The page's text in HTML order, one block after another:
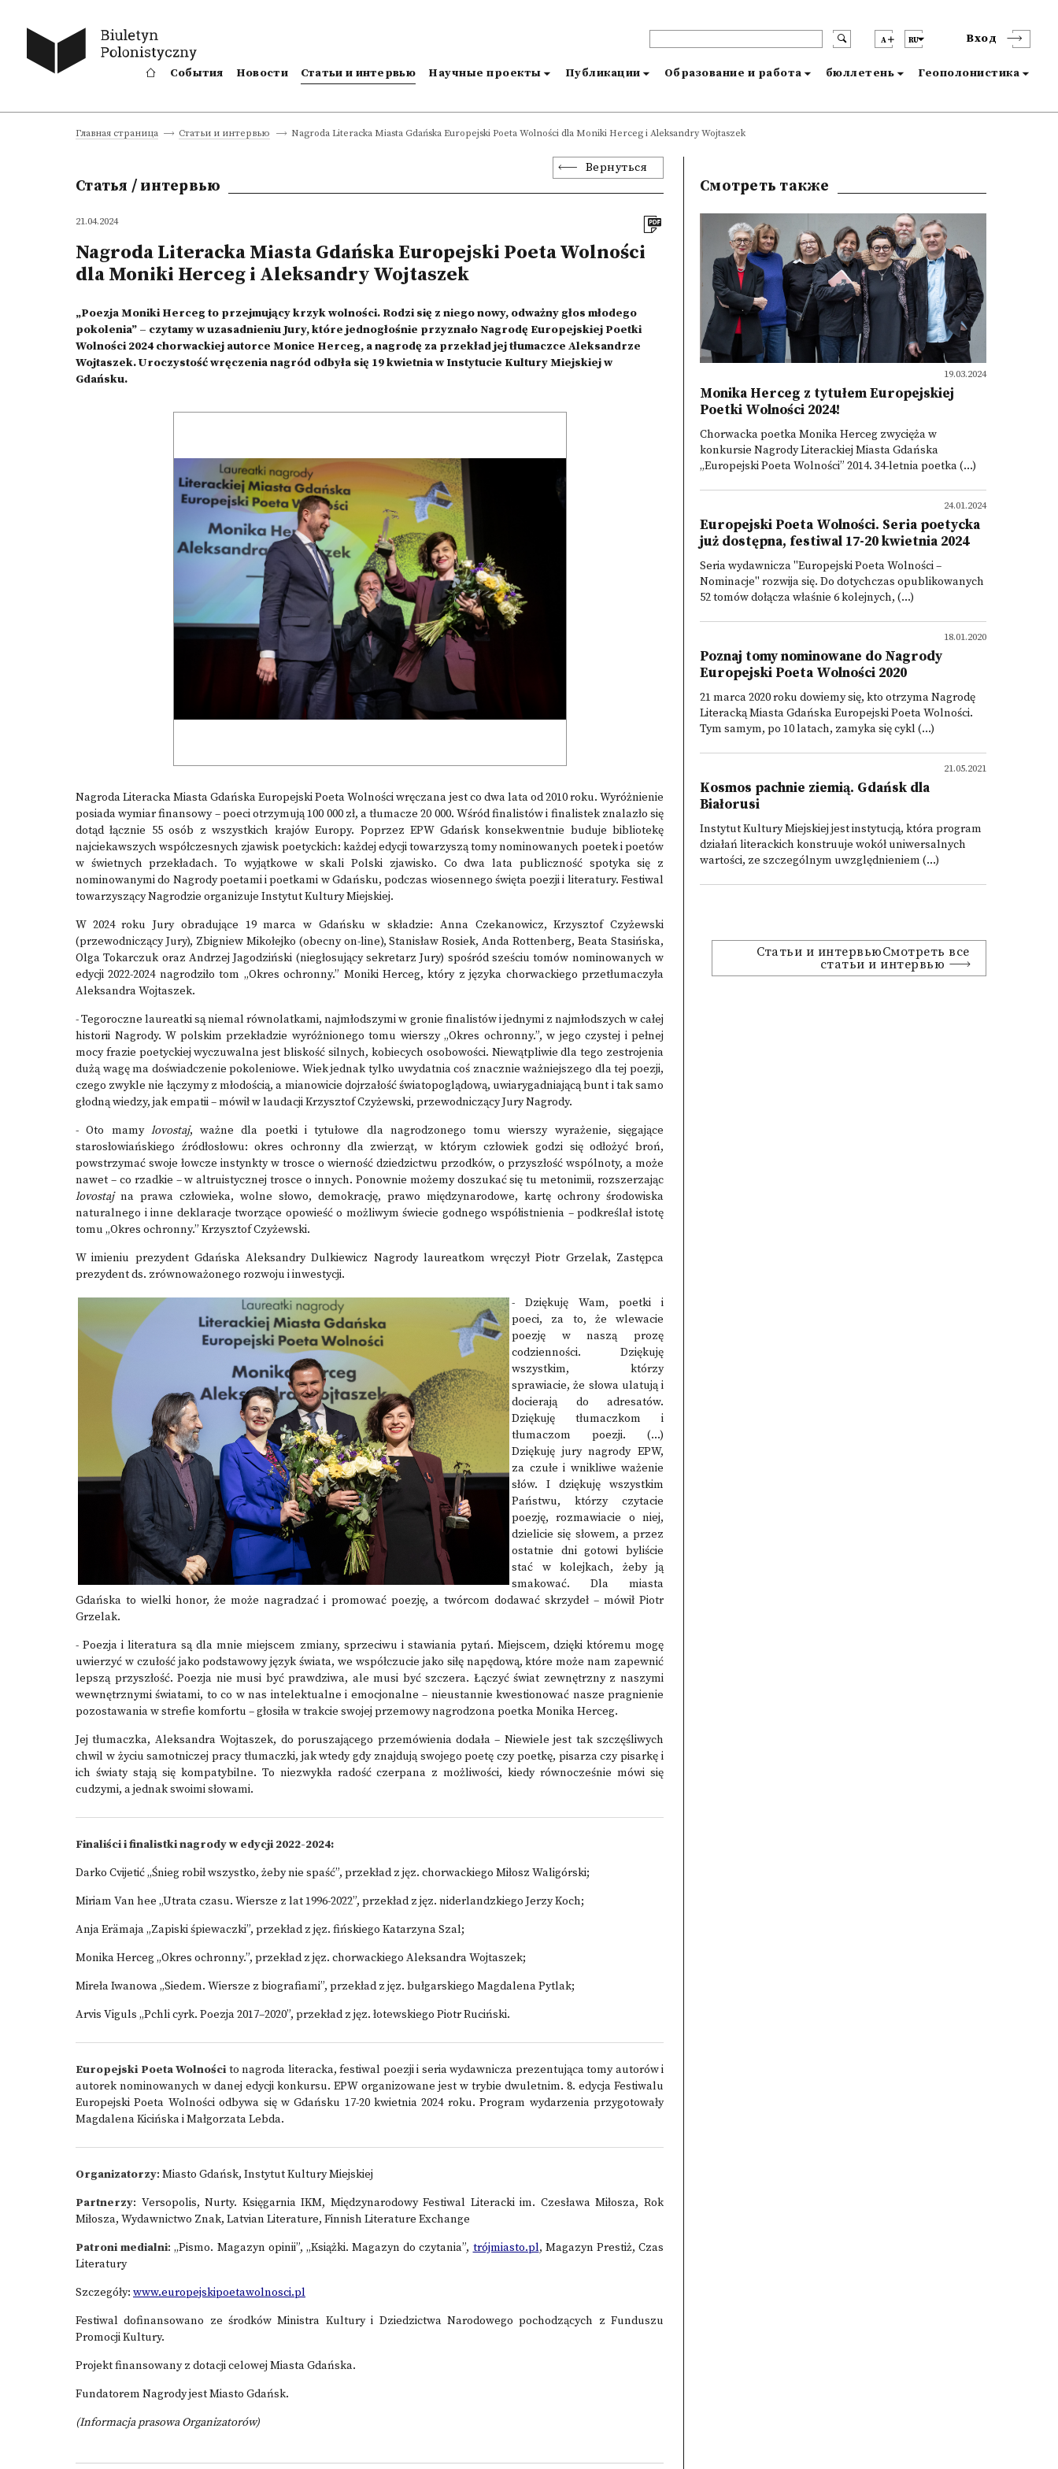
A RU Вход
События Новости Статьи и интервью Научные проекты Публикации Образование и работа бюллетень Геополонистика
Главная страница Статьи и интервью Nagroda Literacka Miasta Gdańska Europejski Poeta Wolności dla Moniki Herceg i Aleksandry Wojtaszek
Вернуться
Статья / интервью
21.04.2024
Nagroda Literacka Miasta Gdańska Europejski Poeta Wolności
dla Moniki Herceg i Aleksandry Wojtaszek
„Poezja Moniki Herceg to przejmujący krzyk wolności. Rodzi się z niego nowy, odważny głos młodego
pokolenia” – czytamy w uzasadnieniu Jury, które jednogłośnie przyznało Nagrodę Europejskiej Poetki
Wolności 2024 chorwackiej autorce Monice Herceg, a nagrodę za przekład jej tłumaczce Aleksandrze
Wojtaszek. Uroczystość wręczenia nagród odbyła się 19 kwietnia w Instytucie Kultury Miejskiej w
Gdańsku.
Nagroda Literacka Miasta Gdańska Europejski Poeta Wolności wręczana jest co dwa lata od 2010 roku. Wyróżnienie
posiada wymiar finansowy – poeci otrzymują 100 000 zł, a tłumacze 20 000. Wśród finalistów i finalistek znalazło się
dotąd łącznie 55 osób z wszystkich krajów Europy. Poprzez EPW Gdańsk konsekwentnie buduje bibliotekę
najciekawszych współczesnych zjawisk poetyckich: każdej edycji towarzyszą tomy nominowanych poetek i poetów
w świetnych przekładach. To wyjątkowe w skali Polski zjawisko. Co dwa lata publiczność spotyka się z
nominowanymi do Nagrody poetami i poetkami w Gdańsku, podczas wiosennego święta poezji i literatury. Festiwal
towarzyszący Nagrodzie organizuje Instytut Kultury Miejskiej.
W 2024 roku Jury obradujące 19 marca w Gdańsku w składzie: Anna Czekanowicz, Krzysztof Czyżewski
(przewodniczący Jury), Zbigniew Mikołejko (obecny on-line), Stanisław Rosiek, Anda Rottenberg, Beata Stasińska,
Olga Tokarczuk oraz Andrzej Jagodziński (niegłosujący sekretarz Jury) spośród sześciu tomów nominowanych w
edycji 2022-2024 nagrodziło tom „Okres ochronny.” Moniki Herceg, który z języka chorwackiego przetłumaczyła
Aleksandra Wojtaszek.
- Tegoroczne laureatki są niemal równolatkami, najmłodszymi w gronie finalistów i jednymi z najmłodszych w całej
historii Nagrody. W polskim przekładzie wyróżnionego tomu wierszy „Okres ochronny.”, w jego czystej i pełnej
mocy frazie poetyckiej wyczuwalna jest bliskość silnych, kobiecych osobowości. Niewątpliwie dla tego zestrojenia
dużą wagę ma doświadczenie pokoleniowe. Wiek jednak tylko uwydatnia coś znacznie ważniejszego dla tej poezji,
czego zwykle nie łączymy z młodością, a mianowicie dojrzałość światopoglądową, uwiarygadniającą bunt i tak samo
głodną wiedzy, jak empatii – mówił w laudacji Krzysztof Czyżewski, przewodniczący Jury Nagrody.
- Oto mamy lovostaj, ważne dla poetki i tytułowe dla nagrodzonego tomu wierszy wyrażenie, sięgające
starosłowiańskiego źródłosłowu: okres ochronny dla zwierząt, w którym człowiek godzi się odłożyć broń,
powstrzymać swoje łowcze instynkty w trosce o wierność dziedzictwu przodków, o przyszłość wspólnoty, a może
nawet – co rzadkie – w altruistycznej trosce o innych. Ponownie możemy doszukać się tu metonimii, rozszerzając
lovostajna prawa człowieka, wolne słowo, demokrację, prawo międzynarodowe, kartę ochrony środowiska
naturalnego i inne deklaracje tworzące opowieść o możliwym świecie godnego współistnienia – podkreślał istotę
tomu „Okres ochronny.” Krzysztof Czyżewski.
W imieniu prezydent Gdańska Aleksandry Dulkiewicz Nagrody laureatkom wręczył Piotr Grzelak, Zastępca
prezydent ds. zrównoważonego rozwoju i inwestycji.
- Dziękuję Wam, poetki i
poeci, za to, że wlewacie
poezję w naszą prozę
codzienności. Dziękuję
wszystkim, którzy
sprawiacie, że słowa ulatują i
docierają do adresatów.
Dziękuję tłumaczkom i
tłumaczom poezji. (…)
Dziękuję jury nagrody EPW,
za czułe i wnikliwe ważenie
słów. I dziękuję wszystkim
Państwu, którzy czytacie
poezję, rozmawiacie o niej,
dzielicie się słowem, a przez
ostatnie dni gotowi byliście
stać w kolejkach, żeby ją
smakować. Dla miasta
Gdańska to wielki honor, że może nagradzać i promować poezję, a twórcom dodawać skrzydeł – mówił Piotr
Grzelak.
- Poezja i literatura są dla mnie miejscem zmiany, sprzeciwu i stawiania pytań. Miejscem, dzięki któremu mogę
uwierzyć w czułość jako podstawowy język świata, we współczucie jako siłę napędową, które może nam zapewnić
lepszą przyszłość. Poezja nie musi być prawdziwa, ale musi być szczera. Łączyć świat zewnętrzny z naszymi
wewnętrznymi światami, to co w nas intelektualne i emocjonalne – nieustannie kwestionować nasze pragnienie
pozostawania w strefie komfortu – głosiła w trakcie swojej przemowy nagrodzona poetka Monika Herceg.
Jej tłumaczka, Aleksandra Wojtaszek, do poruszającego przemówienia dodała – Niewiele jest tak szczęśliwych
chwil w życiu samotniczej pracy tłumaczki, jak wtedy gdy znajdują swojego poetę czy poetkę, pisarza czy pisarkę i
ich światy stają się kompatybilne. To niezwykła radość czerpana z możliwości, kiedy równocześnie mówi się
cudzymi, a jednak swoimi słowami.
Finaliści i finalistki nagrody w edycji 2022-2024:
Darko Cvijetić „Śnieg robił wszystko, żeby nie spaść”, przekład z jęz. chorwackiego Miłosz Waligórski;
Miriam Van hee „Utrata czasu. Wiersze z lat 1996-2022”, przekład z jęz. niderlandzkiego Jerzy Koch;
Anja Erämaja „Zapiski śpiewaczki”, przekład z jęz. fińskiego Katarzyna Szal;
Monika Herceg „Okres ochronny.”, przekład z jęz. chorwackiego Aleksandra Wojtaszek;
Mireła Iwanowa „Siedem. Wiersze z biografiami”, przekład z jęz. bułgarskiego Magdalena Pytlak;
Arvis Viguls „Pchli cyrk. Poezja 2017–2020”, przekład z jęz. łotewskiego Piotr Ruciński.
Europejski Poeta Wolności to nagroda literacka, festiwal poezji i seria wydawnicza prezentująca tomy autorów i
autorek nominowanych w danej edycji konkursu. EPW organizowane jest w trybie dwuletnim. 8. edycja Festiwalu
Europejski Poeta Wolności odbywa się w Gdańsku 17-20 kwietnia 2024 roku. Program wydarzenia przygotowały
Magdalena Kicińska i Małgorzata Lebda.
Organizatorzy: Miasto Gdańsk, Instytut Kultury Miejskiej
Partnerzy: Versopolis, Nurty. Księgarnia IKM, Międzynarodowy Festiwal Literacki im. Czesława Miłosza, Rok
Miłosza, Wydawnictwo Znak, Latvian Literature, Finnish Literature Exchange
Patroni medialni: „Pismo. Magazyn opinii”, „Książki. Magazyn do czytania”, trójmiasto.pl, Magazyn Prestiż, Czas
Literatury
Szczegóły: www.europejskipoetawolnosci.pl
Festiwal dofinansowano ze środków Ministra Kultury i Dziedzictwa Narodowego pochodzących z Funduszu
Promocji Kultury.
Projekt finansowany z dotacji celowej Miasta Gdańska.
Fundatorem Nagrody jest Miasto Gdańsk.
(Informacja prasowa Organizatorów)
Смотреть также
19.03.2024
Monika Herceg z tytułem Europejskiej
Poetki Wolności 2024!
Chorwacka poetka Monika Herceg zwycięża w
konkursie Nagrody Literackiej Miasta Gdańska
„Europejski Poeta Wolności” 2014. 34-letnia poetka (...)
24.01.2024
Europejski Poeta Wolności. Seria poetycka
już dostępna, festiwal 17-20 kwietnia 2024
Seria wydawnicza "Europejski Poeta Wolności –
Nominacje" rozwija się. Do dotychczas opublikowanych
52 tomów dołącza właśnie 6 kolejnych, (...)
18.01.2020
Poznaj tomy nominowane do Nagrody
Europejski Poeta Wolności 2020
21 marca 2020 roku dowiemy się, kto otrzyma Nagrodę
Literacką Miasta Gdańska Europejski Poeta Wolności.
Tym samym, po 10 latach, zamyka się cykl (...)
21.05.2021
Kosmos pachnie ziemią. Gdańsk dla
Białorusi
Instytut Kultury Miejskiej jest instytucją, która program
działań literackich konstruuje wokół uniwersalnych
wartości, ze szczególnym uwzględnieniem (...)
Статьи и интервьюСмотреть все
статьи и интервью